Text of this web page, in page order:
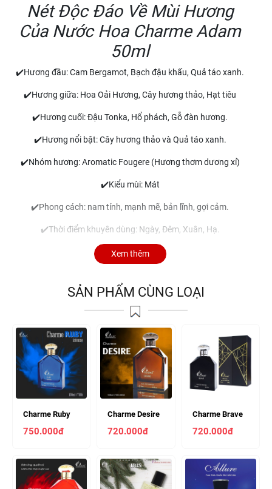
Nét Độc Đáo Về Mùi Hương
Của Nước Hoa Charme Adam
50ml
✔️Hương đầu: Cam Bergamot, Bạch đậu khấu, Quả táo xanh.
✔️Hương giữa: Hoa Oải Hương, Cây hương thảo, Hạt tiêu
✔️Hương cuối: Đậu Tonka, Hổ phách, Gỗ đàn hương.
✔️Hương nổi bật: Cây hương thảo và Quả táo xanh.
✔️Nhóm hương: Aromatic Fougere (Hương thơm dương xỉ)
✔️Kiểu mùi: Mát
✔️Phong cách: nam tính, mạnh mẽ, bản lĩnh, gợi cảm.
✔️Thời điểm khuyên dùng: Ngày, Đêm, Xuân, Hạ.
✔️Độ toả hương: Rất gần - Thoang thoảng trên làn da
trên quần áo.
✔️Độ tuổi khuyên dùng: nhiều độ tuổi.
Xem thêm
SẢN PHẨM CÙNG LOẠI
Charme Ruby
Intense 100ml
750.000đ
Charme Desire
100ml Nam
720.000đ
Charme Brave
100ml Nam
720.000đ